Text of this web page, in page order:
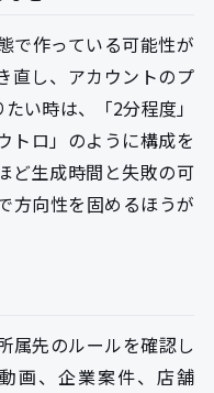
で作っている可能性が
直し、アカウントのプ
い時は、「2分程度」
トロ」のように構成を
ど生成時間と失敗の可
方向性を固めるほうが
属先のルールを確認し
画、企業案件、店舗